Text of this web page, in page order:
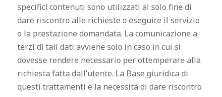
specifici contenuti sono utilizzati al solo fine di
dare riscontro alle richieste o eseguire il servizio
o la prestazione domandata. La comunicazione a
terzi di tali dati avviene solo in caso in cui si
dovesse rendere necessario per ottemperare alla
richiesta fatta dall’utente. La Base giuridica di
questi trattamenti è la necessità di dare riscontro